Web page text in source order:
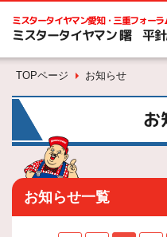
ミスタータイヤマン愛知・三重フォーラ
ミスタータイヤマン 曙 平
TOPページ お知らせ
お
お知らせ一覧